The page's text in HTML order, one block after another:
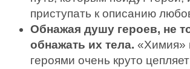
приступать к описанию
Обнажая душу героев, не
обнажать их тела. «Химия»
героями очень круто